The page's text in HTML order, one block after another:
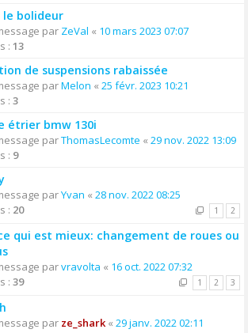
le bolideur
par ZeVal « 10 mars 2023 07:07
: 13
de suspensions rabaissée
parMelon « 25 févr. 2023 10:21
: 3
étrier bmw 130i
parThomasLecomte « 29 nov. 2022 13:09
: 9
parYvan « 28 nov. 2022 08:25
: 20 1 2
qui est mieux: changement de roues ou
parvravolta « 16 oct. 2022 07:32
: 39 1 2 3
par ze_shark« 29 janv. 2022 02:11